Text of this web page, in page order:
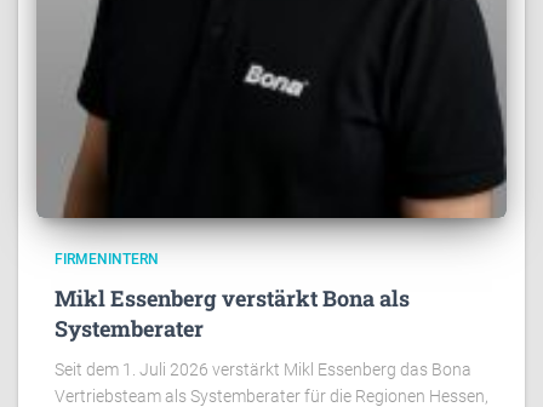
FIRMENINTERN
Mikl Essenberg verstärkt Bona als
Systemberater
Seit dem 1. Juli 2026 verstärkt Mikl Essenberg das Bona
Vertriebsteam als Systemberater für die Regionen Hessen,